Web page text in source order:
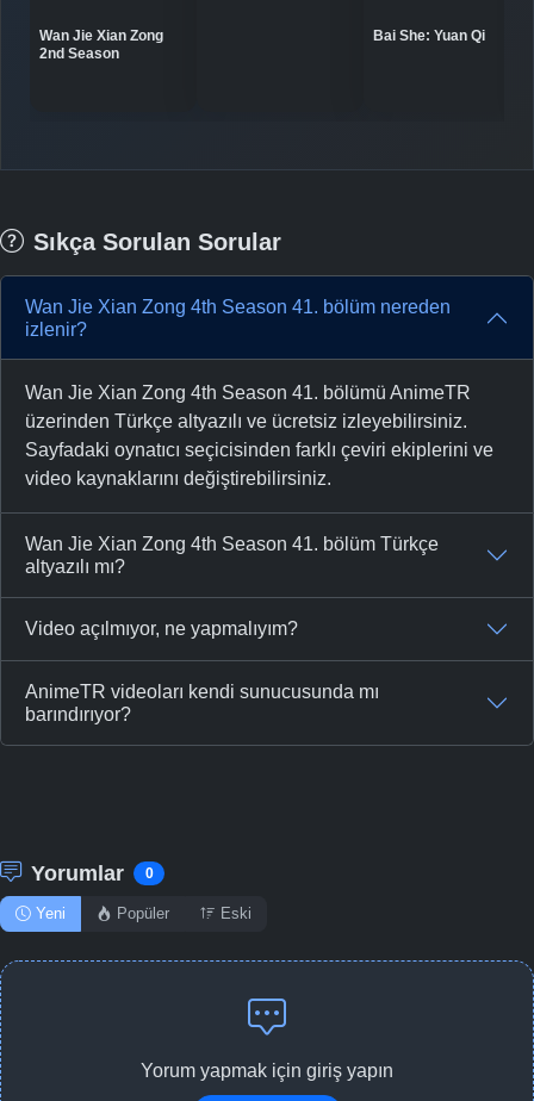
-Bölüm No: 37
-Bölüm No: 40
-Bölüm No: 41
Bölüm No:
-Bölüm No: 43
-Bölüm No: 44
-Bölüm No:
-Bölüm No: 47
-Bölüm No:
Wan Jie Xian Zong
2nd Season
Bai She: Yuan Qi
Sıkça Sorulan Sorular
Wan Jie Xian Zong 4th Season 41. bölüm nereden
izlenir?
Wan Jie Xian Zong 4th Season 41. bölümü AnimeTR
üzerinden Türkçe altyazılı ve ücretsiz izleyebilirsiniz.
Sayfadaki oynatıcı seçicisinden farklı çeviri ekiplerini ve
video kaynaklarını değiştirebilirsiniz.
Wan Jie Xian Zong 4th Season 41. bölüm Türkçe
altyazılı mı?
Video açılmıyor, ne yapmalıyım?
AnimeTR videoları kendi sunucusunda mı
barındırıyor?
Yorumlar 0
Yeni Popüler Eski
Yorum yapmak için giriş yapın